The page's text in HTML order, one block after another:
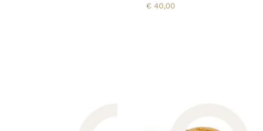
€ 40,00